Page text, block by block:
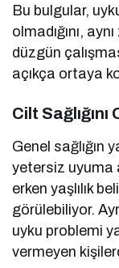
Bu bulgular,
olmadığını,
düzgün
açıkça ortaya
Cilt
Genel sağlığın
yetersiz uyuma
erken yaşlılık
görülebiliyor.
uyku problemi
vermeyen